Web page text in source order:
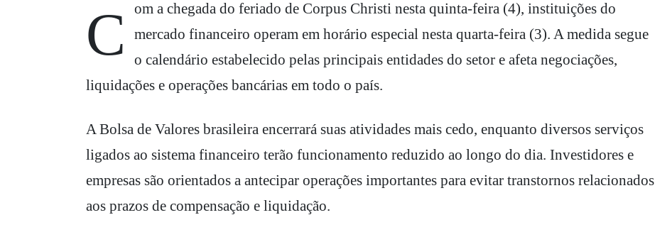
Com a chegada do feriado de Corpus Christi nesta quinta-feira (4), instituições do
mercado financeiro operam em horário especial nesta quarta-feira (3). A medida segue
o calendário estabelecido pelas principais entidades do setor e afeta negociações,
liquidações e operações bancárias em todo o país.
A Bolsa de Valores brasileira encerrará suas atividades mais cedo, enquanto diversos serviços
ligados ao sistema financeiro terão funcionamento reduzido ao longo do dia. Investidores e
empresas são orientados a antecipar operações importantes para evitar transtornos relacionados
aos prazos de compensação e liquidação.